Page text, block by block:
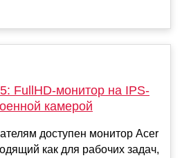
FullHD-монитор на IPS-
камерой
доступен монитор Acer
как для рабочих задач,